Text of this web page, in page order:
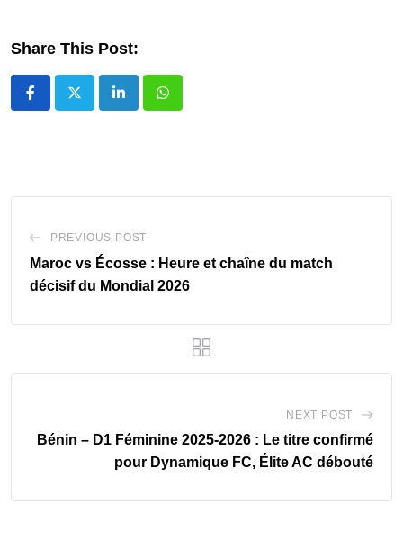
Share This Post:
LinkedInWhatsapp
PREVIOUS POST
Maroc vs Écosse : Heure et chaîne du match
décisif du Mondial 2026
NEXT POST
Bénin – D1 Féminine 2025-2026 : Le titre confirmé
pour Dynamique FC, Élite AC débouté